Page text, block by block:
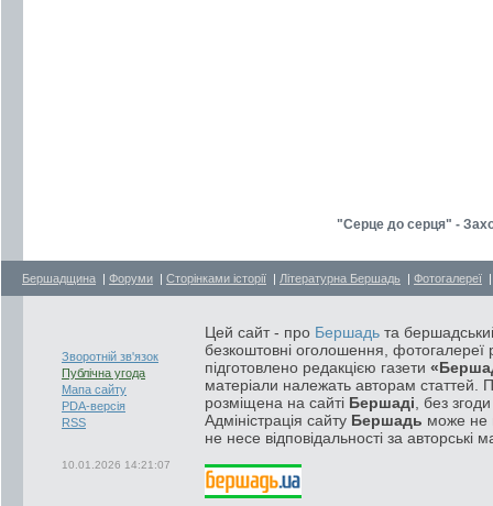
"Серце до серця" -
Бершадщина | Форуми | Сторінками історії | Літературна Бершадь | Фотогалереї
Зворотній зв'язок
Публічна угода
Мапа сайту
PDA-версія
RSS
10.01.2026 14:21:07
Цей сайт - про Бершадь та
безкоштовні оголошення, фотогалереї
підготовлено редакцією газети
матеріали належать авторам статтей.
розміщена на сайті Бершаді , без
Адміністрація сайту Бершадь може не
не несе відповідальності за авторські